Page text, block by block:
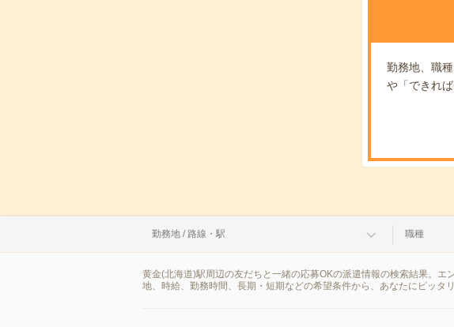
勤務地、職
や「できれ
勤務地 / 路線・駅 職種
黄金(北海道)駅周辺の友だちと一緒の応募OKの派遣情報の検索結果。
地、時給、勤務時間、長期・短期などの希望条件から、あなたにピッタ